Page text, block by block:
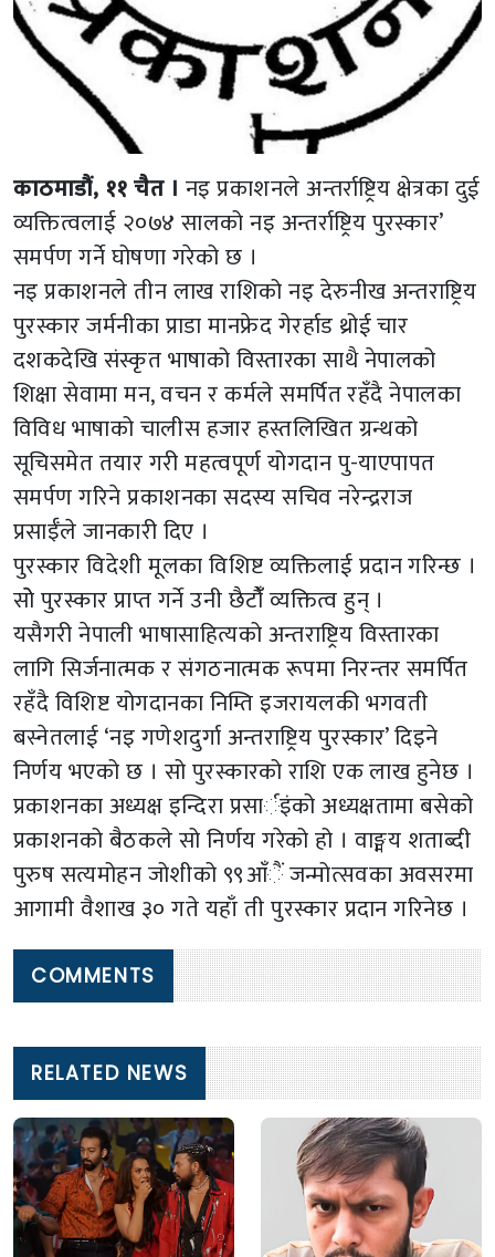
काठमाडौं, ११ चैत । नइ प्रकाशनले अन्तर्राष्ट्रिय क्षेत्रका दुई
व्यक्तित्वलाई २०७४ सालको नइ अन्तर्राष्ट्रिय पुरस्कार’
समर्पण गर्ने घोषणा गरेको छ ।
नइ प्रकाशनले तीन लाख राशिको नइ देरुनीख अन्तराष्ट्रिय
पुरस्कार जर्मनीका प्राडा मानफ्रेद गेरर्हाड थ्रोई चार
दशकदेखि संस्कृत भाषाको विस्तारका साथै नेपालको
शिक्षा सेवामा मन, वचन र कर्मले समर्पित रहँदै नेपालका
विविध भाषाको चालीस हजार हस्तलिखित ग्रन्थको
सूचिसमेत तयार गरी महत्वपूर्ण योगदान पु-याएपापत
समर्पण गरिने प्रकाशनका सदस्य सचिव नरेन्द्रराज
प्रसाईँले जानकारी दिए ।
पुरस्कार विदेशी मूलका विशिष्ट व्यक्तिलाई प्रदान गरिन्छ ।
सोे पुरस्कार प्राप्त गर्ने उनी छैटौंँ व्यक्तित्व हुन् ।
यसैगरी नेपाली भाषासाहित्यको अन्तराष्ट्रिय विस्तारका
लागि सिर्जनात्मक र संगठनात्मक रूपमा निरन्तर समर्पित
रहँदै विशिष्ट योगदानका निम्ति इजरायलकी भगवती
बस्नेतलाई ‘नइ गणेशदुर्गा अन्तराष्ट्रिय पुरस्कार’ दिइने
निर्णय भएको छ । सो पुरस्कारको राशि एक लाख हुनेछ ।
प्रकाशनका अध्यक्ष इन्दिरा प्रसार्इंको अध्यक्षतामा बसेको
प्रकाशनको बैठकले सो निर्णय गरेको हो । वाङ्मय शताब्दी
पुरुष सत्यमोहन जोशीको ९९आँैं जन्मोत्सवका अवसरमा
आगामी वैशाख ३० गते यहाँ ती पुरस्कार प्रदान गरिनेछ ।
COMMENTS
RELATED NEWS